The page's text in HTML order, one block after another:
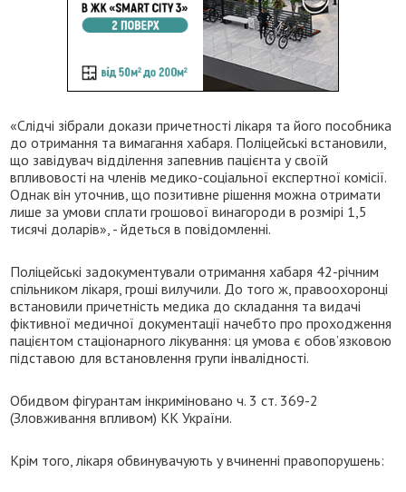
«Слідчі зібрали докази причетності лікаря та його пособника
до отримання та вимагання хабаря. Поліцейські встановили,
що завідувач відділення запевнив пацієнта у своїй
впливовості на членів медико-соціальної експертної комісії.
Однак він уточнив, що позитивне рішення можна отримати
лише за умови сплати грошової винагороди в розмірі 1,5
тисячі доларів», - йдеться в повідомленні.
Поліцейські задокументували отримання хабаря 42-річним
спільником лікаря, гроші вилучили. До того ж, правоохоронці
встановили причетність медика до складання та видачі
фіктивної медичної документації начебто про проходження
пацієнтом стаціонарного лікування: ця умова є обов’язковою
підставою для встановлення групи інвалідності.
Обидвом фігурантам інкриміновано ч. 3 ст. 369-2
(Зловживання впливом) КК України.
Крім того, лікаря обвинувачують у вчиненні правопорушень: